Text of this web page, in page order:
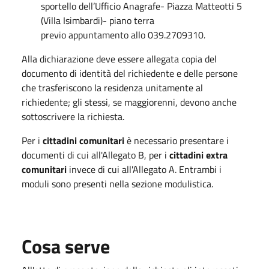
sportello dell’Ufficio Anagrafe- Piazza Matteotti 5
(Villa Isimbardi)- piano terra
previo appuntamento allo 039.2709310.
Alla dichiarazione deve essere allegata copia del
documento di identità del richiedente e delle persone
che trasferiscono la residenza unitamente al
richiedente; gli stessi, se maggiorenni, devono anche
sottoscrivere la richiesta.
Per i cittadini comunitariè necessario presentare i
documenti di cui all'Allegato B, per i cittadini extra
comunitari invece di cui all'Allegato A. Entrambi i
moduli sono presenti nella sezione modulistica.
Cosa serve